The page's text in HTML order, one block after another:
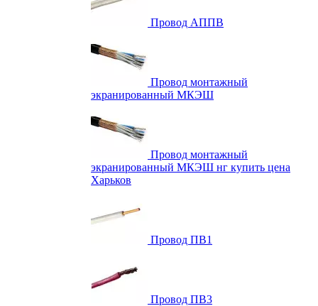
Провод АППВ
Провод монтажный
экранированный МКЭШ
Провод монтажный
экранированный МКЭШ нг купить цена
Харьков
Провод ПВ1
Провод ПВ3